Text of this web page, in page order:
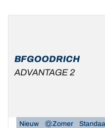
BFGOODRICH
ADVANTAGE 2
Nieuw Zomer